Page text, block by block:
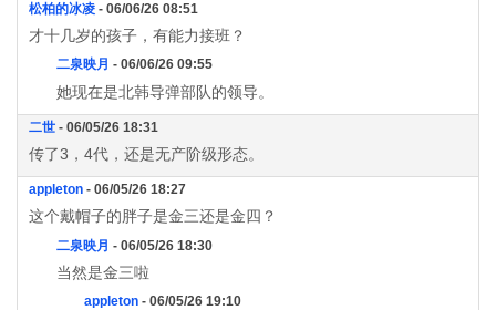
松柏的冰凌 - 06/06/26 08:51
才十几岁的孩子，有能力接班？
二泉映月 - 06/06/26 09:55
她现在是北韩导弹部队的领导。
二世 - 06/05/26 18:31
传了3，4代，还是无产阶级形态。
appleton - 06/05/26 18:27
这个戴帽子的胖子是金三还是金四？
二泉映月 - 06/05/26 18:30
当然是金三啦
appleton - 06/05/26 19:10